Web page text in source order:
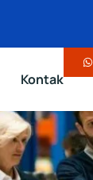
Kontak